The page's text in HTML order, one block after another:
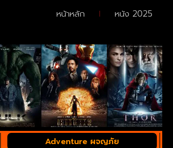
หน้าหลัก หนัง 2025
Adventure ผจญภัย